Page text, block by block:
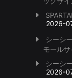
2026-
シーシ
モール
シーシ
2026-